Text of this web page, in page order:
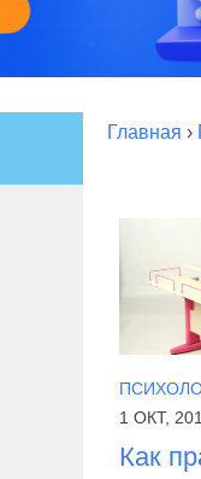
Главная ›
1 ОКТ,
Как